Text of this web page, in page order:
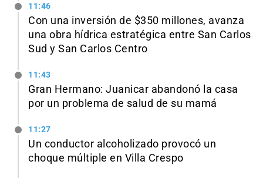
11:46
Con una inversión de $350 millones, avanza
una obra hídrica estratégica entre San Carlos
Sud y San Carlos Centro
11:43
Gran Hermano: Juanicar abandonó la casa
por un problema de salud de su mamá
11:27
Un conductor alcoholizado provocó un
choque múltiple en Villa Crespo